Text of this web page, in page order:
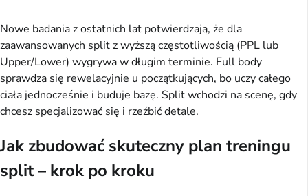
Nowe badania z ostatnich lat potwierdzają, że dla
zaawansowanych split z wyższą częstotliwością (PPL lub
Upper/Lower) wygrywa w długim terminie. Full body
sprawdza się rewelacyjnie u początkujących, bo uczy całego
ciała jednocześnie i buduje bazę. Split wchodzi na scenę, gdy
chcesz specjalizować się i rzeźbić detale.
Jak zbudować skuteczny plan treningu
split – krok po kroku